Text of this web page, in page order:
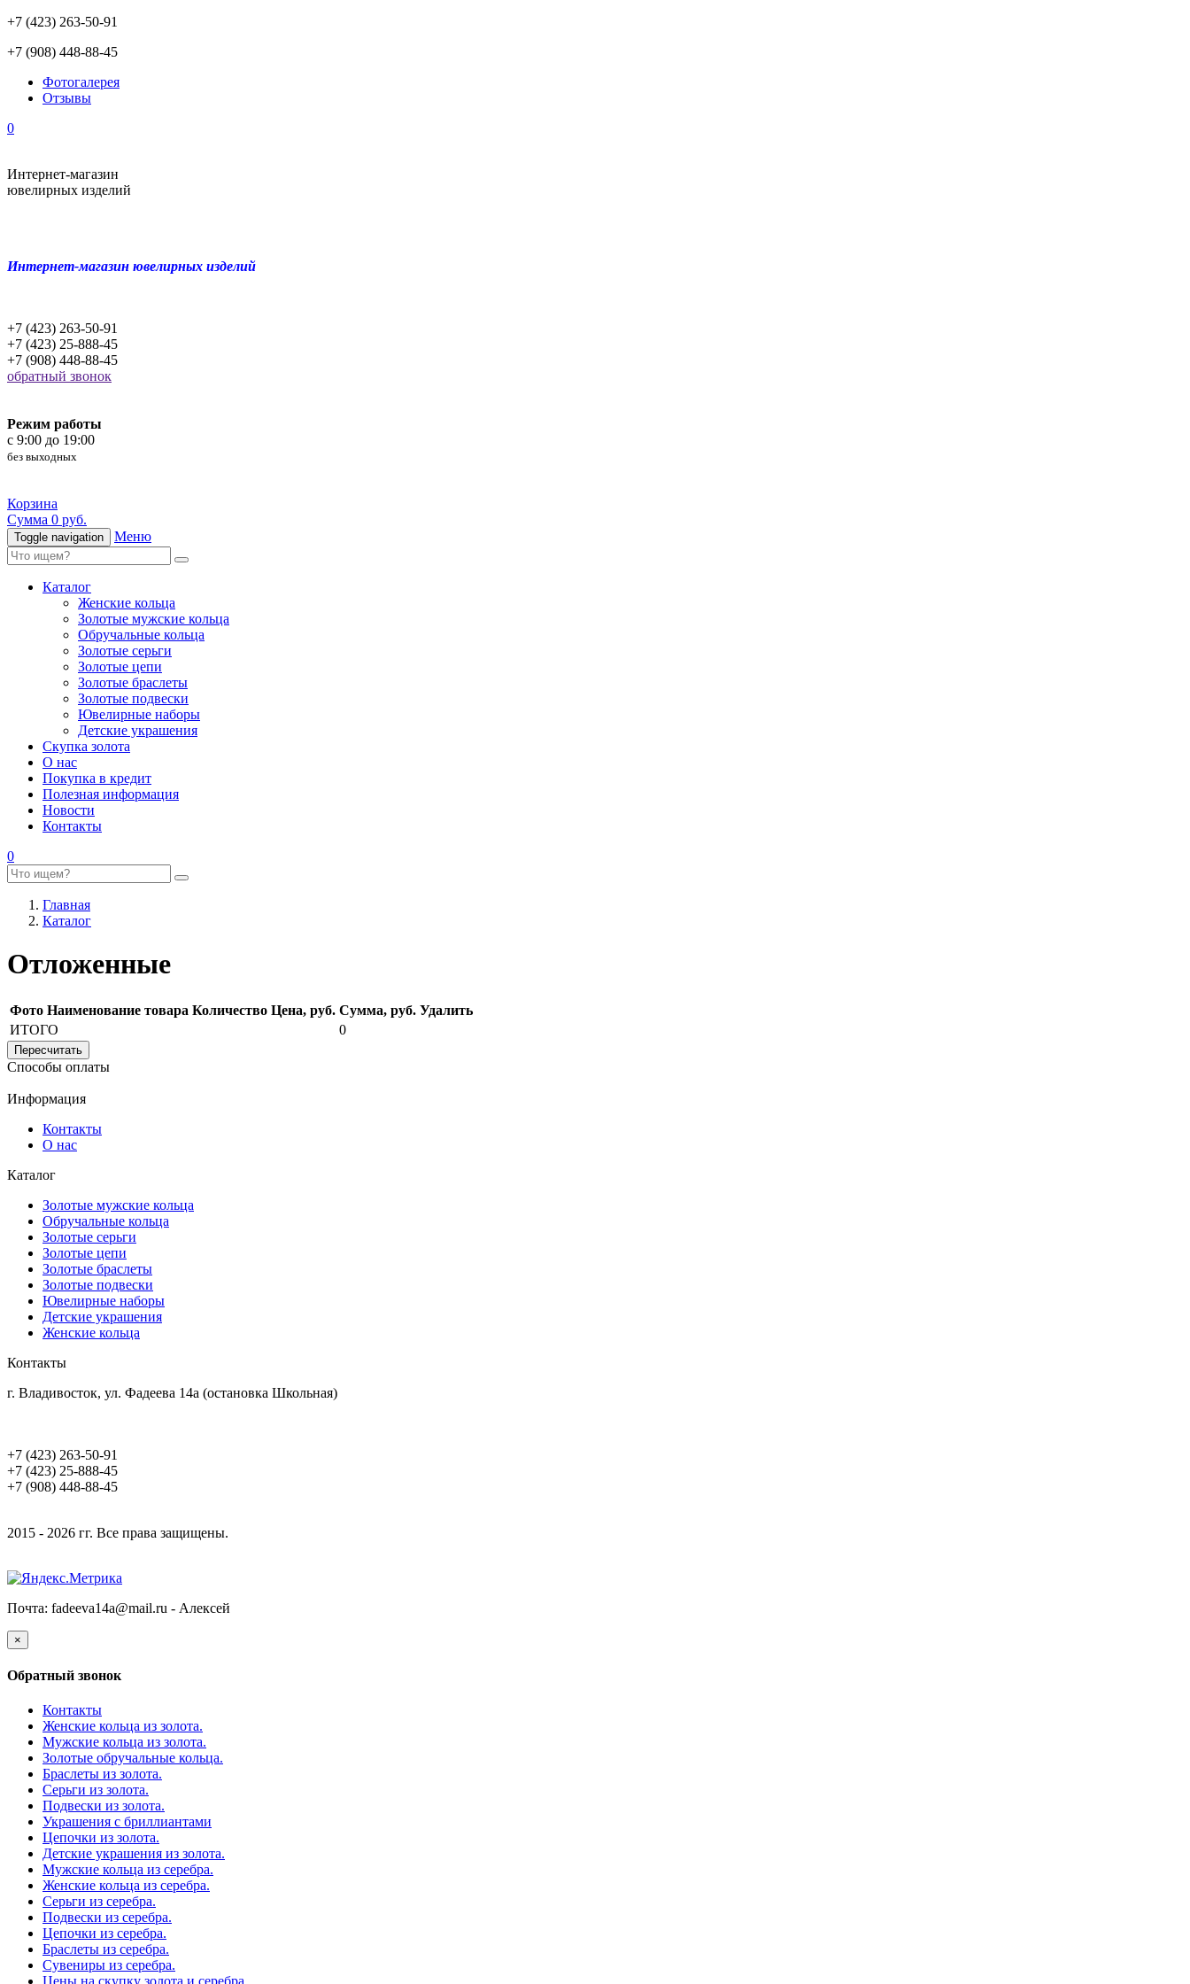
+7 (423) 263-50-91
+7 (908) 448-88-45
Фотогалерея
Отзывы
0
Интернет-магазин
ювелирных изделий
Интернет-магазин ювелирных изделий
+7 (423) 263-50-91
+7 (423) 25-888-45
+7 (908) 448-88-45
обратный звонок
Режим работы
c 9:00 до 19:00
без выходных
Корзина
Сумма 0 руб.
Toggle navigation Меню
Каталог
Женские кольца
Золотые мужские кольца
Обручальные кольца
Золотые серьги
Золотые цепи
Золотые браслеты
Золотые подвески
Ювелирные наборы
Детские украшения
Скупка золота
О нас
Покупка в кредит
Полезная информация
Новости
Контакты
0
Главная
Каталог
Отложенные
Фото Наименование товара Количество Цена, руб. Сумма, руб. Удалить
ИТОГО
0
Способы оплаты
Информация
Контакты
О нас
Каталог
Золотые мужские кольца
Обручальные кольца
Золотые серьги
Золотые цепи
Золотые браслеты
Золотые подвески
Ювелирные наборы
Детские украшения
Женские кольца
Контакты
г. Владивосток, ул. Фадеева 14а (остановка Школьная)
+7 (423) 263-50-91
+7 (423) 25-888-45
+7 (908) 448-88-45
2015 - 2026 гг. Все права защищены.
Почта: fadeeva14a@mail.ru - Алексей
×
Обратный звонок
Контакты
Женские кольца из золота.
Мужские кольца из золота.
Золотые обручальные кольца.
Браслеты из золота.
Серьги из золота.
Подвески из золота.
Украшения с бриллиантами
Цепочки из золота.
Детские украшения из золота.
Мужские кольца из серебра.
Женские кольца из серебра.
Серьги из серебра.
Подвески из серебра.
Цепочки из серебра.
Браслеты из серебра.
Сувениры из серебра.